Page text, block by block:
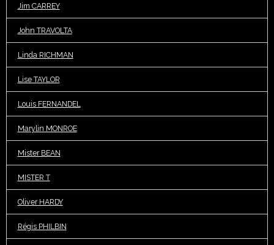
Jim CARREY
John TRAVOLTA
Linda RICHMAN
Lise TAYLOR
Louis FERNANDEL
Marylin MONROE
Mister BEAN
MISTER T
Oliver HARDY
Régis PHILBIN